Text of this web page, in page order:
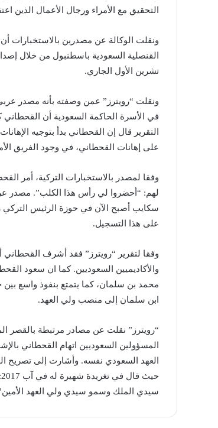
التحقيق مع الأمراء ورجال الأعمال الذين
ونقلت الوكالة عن مصدرين
تشرين الأول الجاري.
ونقلت “رويترز” عمن وصفته بأنه مصدر
في الأسرة الحاكمة السعودية أن
التقرير قال إن القحطاني بدأ بتوجيه
على إهانات القحطاني، في وجود الفريق
وفقا لمصدر بالاستخبارات التركية، أمر
لهم: “أحضروا لي رأس هذا الكلب”. مصدر
سكايب أصبح الآن في حوزة الرئيس التركي
على هذا التسجيل.
وفقا لتقرير “رويترز” فقد أشرف
والأكاديميين السعوديين. كما ان سعود
محمد بن سلمان، كما يتمتع بنفوذ واسع
ابن سلمان إلى منصب ولي العهد.
“رويترز” نقلت عن مصادر مرتبطة بالقصر
المسؤولين السعوديين اتهام القحطاني
العهد السعودي نفسه. وأشارت إلى تصريح
سيدي الملك وسمو سيدي ولي العهد